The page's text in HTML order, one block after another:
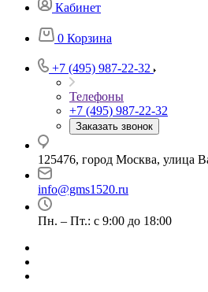
Кабинет
0 Корзина
+7 (495) 987-22-32
Телефоны
+7 (495) 987-22-32
Заказать звонок
125476, город Москва, улица
info@gms1520.ru
Пн. – Пт.: с 9:00 до 18:00